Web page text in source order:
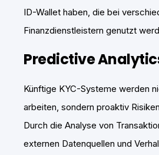
ID-Wallet haben, die bei
Finanzdienstleistern genutzt
Predictive
Künftige KYC-Systeme werden
arbeiten, sondern proaktiv
Durch die Analyse von
externen Datenquellen und